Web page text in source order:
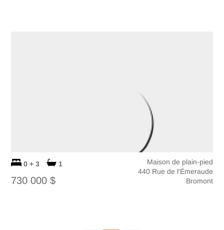
0 + 3 1
730 000 $
Maison de plain-pied
440 Rue de l'Émeraude
Bromont